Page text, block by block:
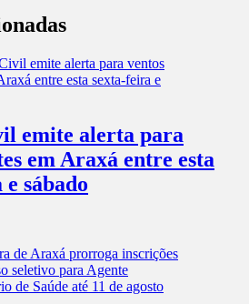
emite alerta para
em Araxá entre esta
sábado